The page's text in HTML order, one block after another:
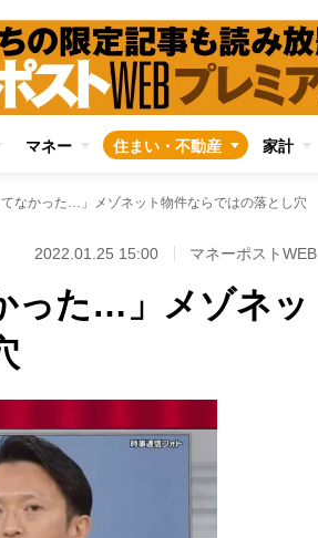
マネー 住まい・不動産 家計
てなかった…」メゾネット物件ならではの落とし穴
2022.01.25 15:00 マネーポストWEB
った…」メゾネッ